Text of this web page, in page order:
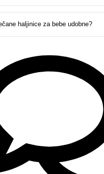
haljinice za bebe udobne?